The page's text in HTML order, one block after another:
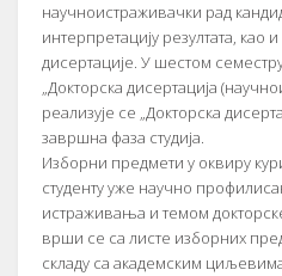
научноистраживачки рад
интерпретацију резултата, као
дисертације. У шестом
„Докторска дисертација
реализује се „Докторска
завршна фаза студија.
Изборни предмети у оквиру
студенту уже научно
истраживања и темом
врши се са листе изборних
складу са академским